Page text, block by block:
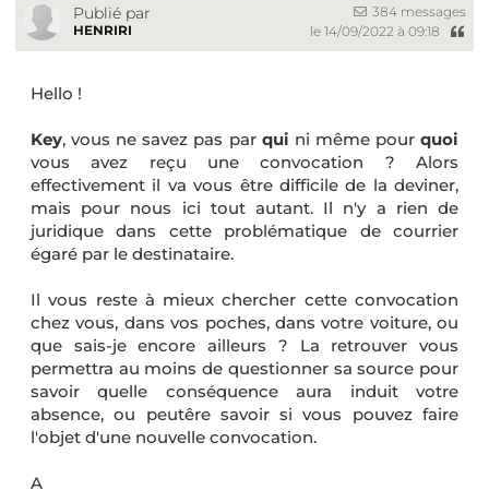
Publié par
HENRIRI
384 messages
le 14/09/2022 à 09:18
Hello !
Key, vous ne savez pas par qui ni même pourquoi
vous avez reçu une convocation ? Alors
effectivement il va vous être difficile de la deviner,
mais pour nous ici tout autant. Il n'y a rien de
juridique dans cette problématique de courrier
égaré par le destinataire.
Il vous reste à mieux chercher cette convocation
chez vous, dans vos poches, dans votre voiture, ou
que sais-je encore ailleurs ? La retrouver vous
permettra au moins de questionner sa source pour
savoir quelle conséquence aura induit votre
absence, ou peutêre savoir si vous pouvez faire
l'objet d'une nouvelle convocation.
A